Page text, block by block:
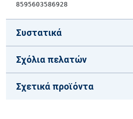
8595603586928
Συστατικά
Σχόλια πελατών
Σχετικά προϊόντα